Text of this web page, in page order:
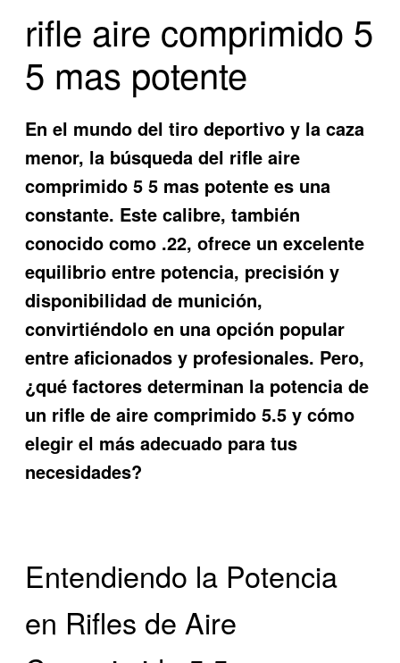
rifle aire comprimido 5
5 mas potente
En el mundo del tiro deportivo y la caza
menor, la búsqueda del rifle aire
comprimido 5 5 mas potente es una
constante. Este calibre, también
conocido como .22, ofrece un excelente
equilibrio entre potencia, precisión y
disponibilidad de munición,
convirtiéndolo en una opción popular
entre aficionados y profesionales. Pero,
¿qué factores determinan la potencia de
un rifle de aire comprimido 5.5 y cómo
elegir el más adecuado para tus
necesidades?
Entendiendo la Potencia
en Rifles de Aire